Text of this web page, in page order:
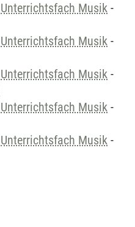
Unterrichtsfach Musik -
Unterrichtsfach Musik -
Unterrichtsfach Musik -
Unterrichtsfach Musik -
Unterrichtsfach Musik -